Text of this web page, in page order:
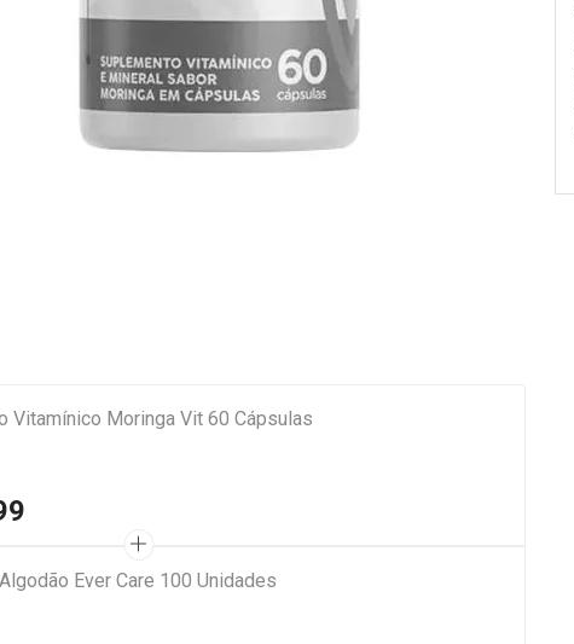
Vitamínico Moringa Vit 60 Cápsulas
Ever Care 100 Unidades